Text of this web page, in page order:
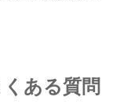
ある質問